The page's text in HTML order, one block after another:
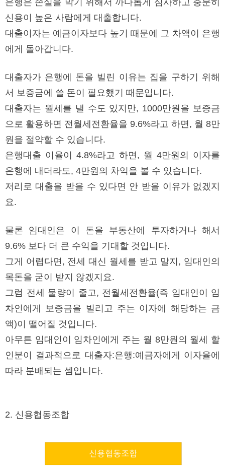
은행은 손실을 막기 위해서 까다롭게 심사하고 충분히
신용이 높은 사람에게 대출합니다.
대출이자는 예금이자보다 높기 때문에 그 차액이 은행
에게 돌아갑니다.
대출자가 은행에 돈을 빌린 이유는 집을 구하기 위해
서 보증금에 쓸 돈이 필요했기 때문입니다.
대출자는 월세를 낼 수도 있지만, 1000만원을 보증금
으로 활용하면 전월세전환율을 9.6%라고 하면, 월 8만
원을 절약할 수 있습니다.
은행대출 이율이 4.8%라고 하면, 월 4만원의 이자를
은행에 내더라도, 4만원의 차익을 볼 수 있습니다.
저리로 대출을 받을 수 있다면 안 받을 이유가 없겠지
요.
물론 임대인은 이 돈을 부동산에 투자하거나 해서
9.6% 보다 더 큰 수익을 기대할 것입니다.
그게 어렵다면, 전세 대신 월세를 받고 말지, 임대인의
목돈을 굳이 받지 않겠지요.
그럼 전세 물량이 줄고, 전월세전환율(즉 임대인이 임
차인에게 보증금을 빌리고 주는 이자에 해당하는 금
액)이 떨어질 것입니다.
아무튼 임대인이 임차인에게 주는 월 8만원의 월세 할
인분이 결과적으로 대출자:은행:예금자에게 이자율에
따라 분배되는 셈입니다.
2. 신용협동조합